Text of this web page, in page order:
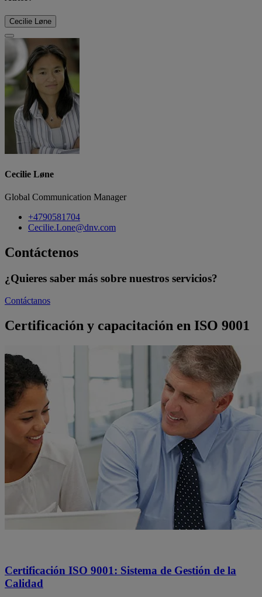
Cecilie Løne
Cecilie Løne
Global Communication Manager
+4790581704
Cecilie.Lone@dnv.com
Contáctenos
¿Quieres saber más sobre nuestros servicios?
Contáctanos
Certificación y capacitación en ISO 9001
Certificación ISO 9001: Sistema de Gestión de la
Calidad